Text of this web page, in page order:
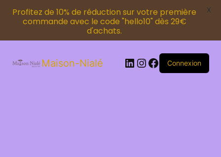
Maison-Nialé Connexion
Profitez de 10% de réduction sur votre première
commande avec le code "hello10" dès 29€
d'achats.
X